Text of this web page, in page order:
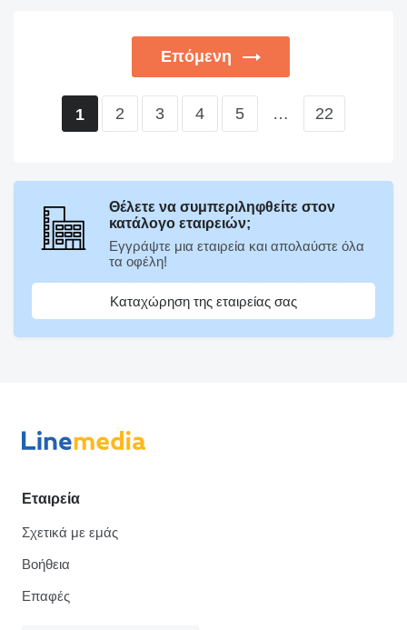
Επόμενη
1 2 3 4 5 … 22
Θέλετε να συμπεριληφθείτε στον
κατάλογο εταιρειών;
Εγγράψτε μια εταιρεία και απολαύστε όλα
τα οφέλη!
Καταχώρηση της εταιρείας σας
Εταιρεία
Σχετικά με εμάς
Βοήθεια
Επαφές